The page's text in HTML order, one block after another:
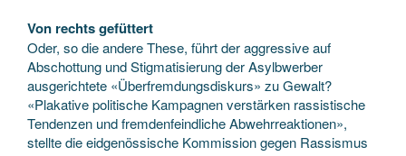
Von rechts gefüttert
Oder, so die andere These, führt der aggressive auf
Abschottung und Stigmatisierung der Asylbwerber
ausgerichtete «Überfremdungsdiskurs» zu Gewalt?
«Plakative politische Kampagnen verstärken rassistische
Tendenzen und fremdenfeindliche Abwehrreaktionen»,
stellte die eidgenössische Kommission gegen Rassismus